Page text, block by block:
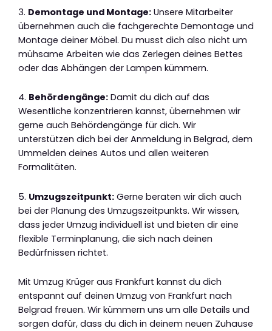
3. Demontage und Montage: Unsere Mitarbeiter
übernehmen auch die fachgerechte Demontage und
Montage deiner Möbel. Du musst dich also nicht um
mühsame Arbeiten wie das Zerlegen deines Bettes
oder das Abhängen der Lampen kümmern.
4. Behördengänge: Damit du dich auf das
Wesentliche konzentrieren kannst, übernehmen wir
gerne auch Behördengänge für dich. Wir
unterstützen dich bei der Anmeldung in Belgrad, dem
Ummelden deines Autos und allen weiteren
Formalitäten.
5. Umzugszeitpunkt: Gerne beraten wir dich auch
bei der Planung des Umzugszeitpunkts. Wir wissen,
dass jeder Umzug individuell ist und bieten dir eine
flexible Terminplanung, die sich nach deinen
Bedürfnissen richtet.
Mit Umzug Krüger aus Frankfurt kannst du dich
entspannt auf deinen Umzug von Frankfurt nach
Belgrad freuen. Wir kümmern uns um alle Details und
sorgen dafür, dass du dich in deinem neuen Zuhause